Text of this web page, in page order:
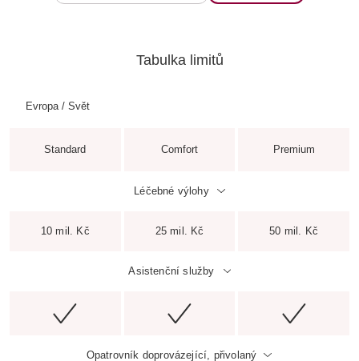
Tabulka limitů
Evropa / Svět
Standard Comfort Premium
Léčebné výlohy
10 mil. Kč 25 mil. Kč 50 mil. Kč
Asistenční služby
Opatrovník doprovázející, přivolaný